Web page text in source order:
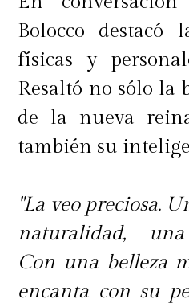
Bolocco destacó
físicas y
Resaltó no sólo la
de la nueva
también su
"La veo preciosa.
naturalidad, una
Con una belleza
encanta con su